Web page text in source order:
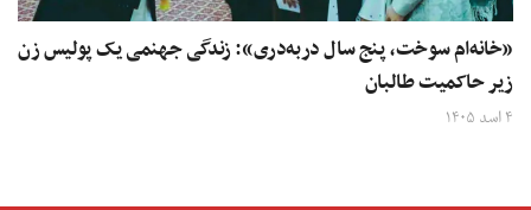
«خانه‌ام سوخت، پنج سال دربه‌دری»: زندگی جهنمی یک پولیس زن
زیر حاکمیت طالبان
۴ اسد ۱۴۰۵